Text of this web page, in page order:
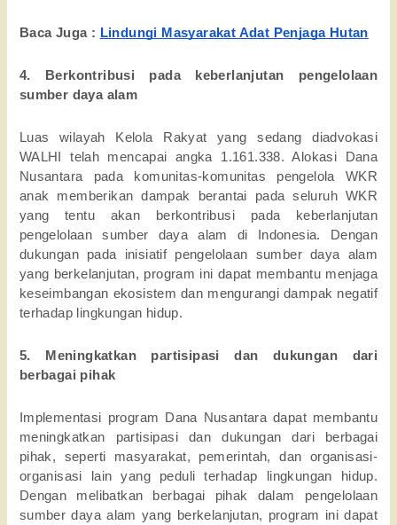
Baca Juga : Lindungi Masyarakat Adat Penjaga Hutan
4. Berkontribusi pada keberlanjutan pengelolaan
sumber daya alam
Luas wilayah Kelola Rakyat yang sedang diadvokasi
WALHI telah mencapai angka 1.161.338. Alokasi Dana
Nusantara pada komunitas-komunitas pengelola WKR
anak memberikan dampak berantai pada seluruh WKR
yang tentu akan berkontribusi pada keberlanjutan
pengelolaan sumber daya alam di Indonesia. Dengan
dukungan pada inisiatif pengelolaan sumber daya alam
yang berkelanjutan, program ini dapat membantu menjaga
keseimbangan ekosistem dan mengurangi dampak negatif
terhadap lingkungan hidup.
5. Meningkatkan partisipasi dan dukungan dari
berbagai pihak
Implementasi program Dana Nusantara dapat membantu
meningkatkan partisipasi dan dukungan dari berbagai
pihak, seperti masyarakat, pemerintah, dan organisasi-
organisasi lain yang peduli terhadap lingkungan hidup.
Dengan melibatkan berbagai pihak dalam pengelolaan
sumber daya alam yang berkelanjutan, program ini dapat